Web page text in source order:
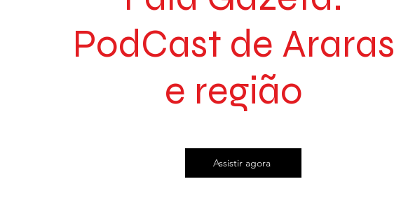
PodCast de Araras
e região
Assistir agora